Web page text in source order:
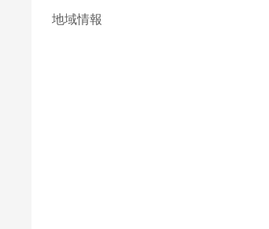
地域情報